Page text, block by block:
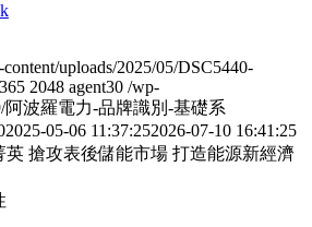
uploads/2025/05/DSC5440-
2048 agent30 /wp-
阿波羅電力-品牌識別-基礎系
2025-05-06 11:37:252026-07-10 16:41:25
英 搶攻表後儲能市場 打造能源新經濟